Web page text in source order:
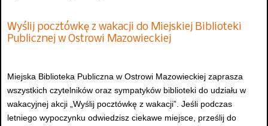
Wyślij pocztówkę z wakacji do Miejskiej Biblioteki
Publicznej w Ostrowi Mazowieckiej
Miejska Biblioteka Publiczna w Ostrowi Mazowieckiej zaprasza
wszystkich czytelników oraz sympatyków biblioteki do udziału w
wakacyjnej akcji „Wyślij pocztówkę z wakacji”. Jeśli podczas
letniego wypoczynku odwiedzisz ciekawe miejsce, prześlij do